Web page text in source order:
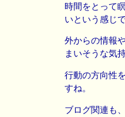
時間をとって
いという感じで
外からの情報
まいそうな気
行動の方向性
すね。
ブログ関連も